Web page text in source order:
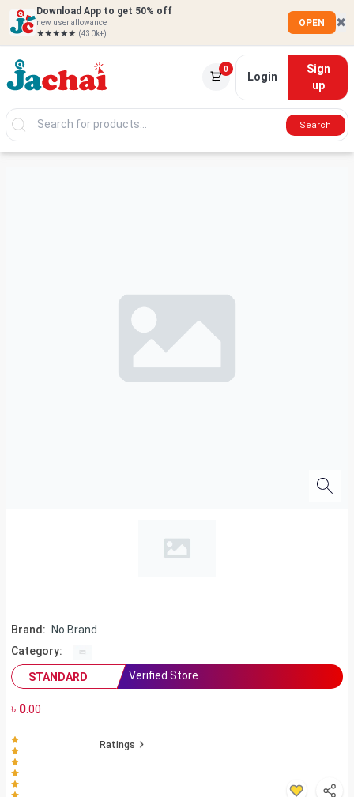
Download App to get 50% off
new user allowance
★★★★★ (430k+)
OPEN ✖
0
Login
Sign
up
Search
Brand:
No Brand
Category:
STANDARD
Verified Store
৳ 0.00
Ratings